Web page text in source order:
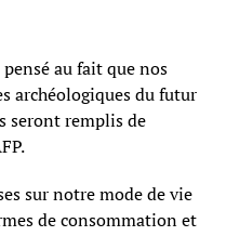
pensé au fait que nos
archéologiques du futur
seront remplis de
sur notre mode de vie
de consommation et